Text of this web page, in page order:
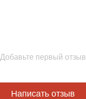
Добавьте первый отзыв
Написать отзыв